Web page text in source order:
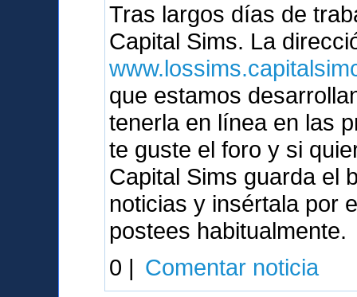
Tras largos días de
Capital Sims. La
que estamos
tenerla en línea en las
te guste el foro y si
Capital Sims guarda el
noticias y insértala por
postees habitualmente.
0 | Comentar noticia